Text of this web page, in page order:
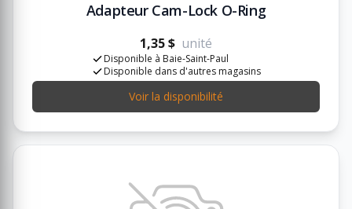
Adapteur Cam-Lock O-Ring
1,35 $ unité
Disponible à Baie-Saint-Paul
Disponible dans d'autres magasins
Voir la disponibilité